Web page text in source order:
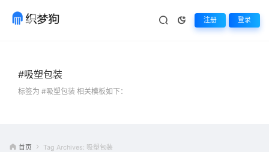
注册 登录
#吸塑包装
标签为 #吸塑包装 相关模板如下：
首页 Tag Archives: 吸塑包装